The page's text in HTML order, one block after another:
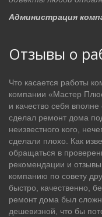
Администрация
Отзывы о
Что касается работы
компании «Мастер
и качество себя
сделал ремонт дома
неизвестного кого,
сделали плохо. Как
обращаться в
рекомендации и
компанию по совету
быстро, качественно,
ремонт дома был
дешевизной, что бы